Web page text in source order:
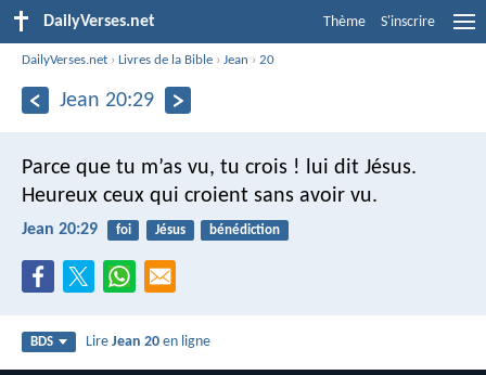
DailyVerses.net Thème S'inscrire
DailyVerses.net ›Livres de la Bible ›Jean ›20
Jean 20:29
Parce que tu m’as vu, tu crois ! lui dit Jésus.
Heureux ceux qui croient sans avoir vu.
Jean 20:29 foi Jésus bénédiction
BDS LireJean 20 en ligne